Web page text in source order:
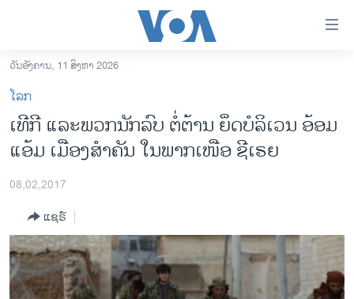
ເຂົ້າ
ຫາ
ຂ້າມ
ຂ້າມ
ຂ້າມ
ຫາ
ລາວ
ອາເມຣິກາ
ຂ່າວ​ຈີນ
ໂລກ
ເອເຊຍ
ອິດສະຫຼະພາບດ້ານການຂ່າວ
ວັນອັງຄານ, 11 ສິງຫາ 2026
ໂລກ
ເທີກີ ແລະພວກນັກລົບ ຕໍ່ຕ້ານ ຍຶດບໍລິເວນ ອ້ອມ
ແອ້ມ ເມືອງສຳຄັນ ໃນພາກເໜືອ ຊີເຣຍ
08,02,2017
ແຊຣ໌